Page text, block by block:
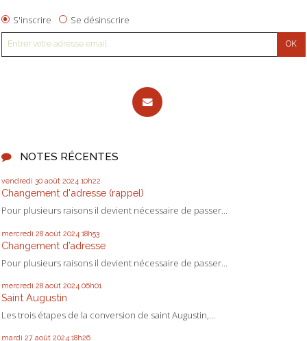
S'inscrire Se désinscrire
NOTES RÉCENTES
vendredi 30 août 2024 10h22
Changement d'adresse (rappel)
Pour plusieurs raisons il devient nécessaire de passer...
mercredi 28 août 2024 18h53
Changement d’adresse
Pour plusieurs raisons il devient nécessaire de passer...
mercredi 28 août 2024 06h01
Saint Augustin
Les trois étapes de la conversion de saint Augustin,...
mardi 27 août 2024 18h26